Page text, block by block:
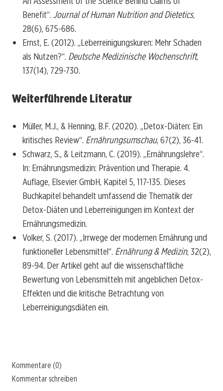
Benefit“. Journal of Human Nutrition and Dietetics,
28(6), 675-686.
Ernst, E. (2012). „Leberreinigungskuren: Mehr Schaden
als Nutzen?“. Deutsche Medizinische Wochenschrift,
137(14), 729-730.
Weiterführende Literatur
Müller, M.J., & Henning, B.F. (2020). „Detox-Diäten: Ein
kritisches Review“. Ernährungsumschau, 67(2), 36-41.
Schwarz, S., & Leitzmann, C. (2019). „Ernährungslehre“.
In: Ernährungsmedizin: Prävention und Therapie. 4.
Auflage, Elsevier GmbH, Kapitel 5, 117-135. Dieses
Buchkapitel behandelt umfassend die Thematik der
Detox-Diäten und Leberreinigungen im Kontext der
Ernährungsmedizin.
Volker, S. (2017). „Irrwege der modernen Ernährung und
funktioneller Lebensmittel“. Ernährung & Medizin, 32(2),
89-94. Der Artikel geht auf die wissenschaftliche
Bewertung von Lebensmitteln mit angeblichen Detox-
Effekten und die kritische Betrachtung von
Leberreinigungsdiäten ein.
Kommentare (0)
Kommentar schreiben